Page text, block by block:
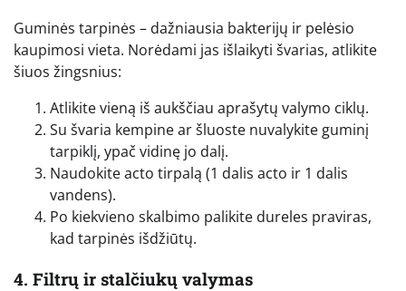
Guminės tarpinės – dažniausia bakterijų ir pelėsio
kaupimosi vieta. Norėdami jas išlaikyti švarias, atlikite
šiuos žingsnius:
Atlikite vieną iš aukščiau aprašytų valymo ciklų.
Su švaria kempine ar šluoste nuvalykite guminį
tarpiklį, ypač vidinę jo dalį.
Naudokite acto tirpalą (1 dalis acto ir 1 dalis
vandens).
Po kiekvieno skalbimo palikite dureles praviras,
kad tarpinės išdžiūtų.
4. Filtrų ir stalčiukų valymas